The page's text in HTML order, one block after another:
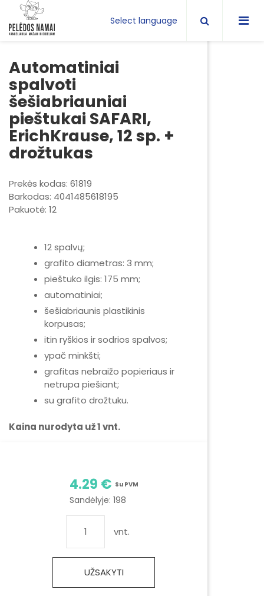
Select language
Automatiniai
spalvoti
šešiabriauniai
pieštukai SAFARI,
ErichKrause, 12 sp. +
drožtukas
Prekės kodas: 61819
Barkodas: 4041485618195
Pakuotė: 12
12 spalvų;
grafito diametras: 3 mm;
pieštuko ilgis: 175 mm;
automatiniai;
šešiabriaunis plastikinis
korpusas;
itin ryškios ir sodrios spalvos;
ypač minkšti;
grafitas nebraižo popieriaus ir
netrupa piešiant;
su grafito drožtuku.
Kaina nurodyta už 1 vnt.
4.29 € Su PVM
Sandėlyje: 198
vnt.
UŽSAKYTI